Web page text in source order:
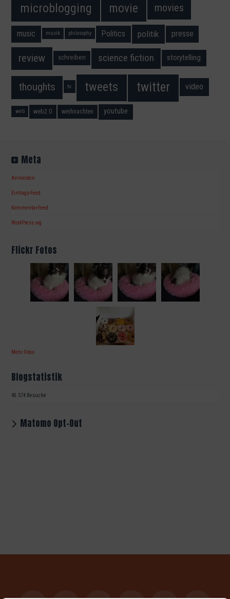
microblogging movie movies
music musik philosophy Politics politik presse
review schreiben science fiction storytelling
thoughts tv tweets twitter video
web web2.0 weihnachten youtube
Meta
Anmelden
Eintrags-Feed
Kommentar-Feed
WordPress.org
Flickr Fotos
Mehr Fotos
Blogstatistik
40.574 Besuche
Matomo Opt-Out